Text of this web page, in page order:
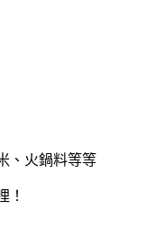
、火鍋料等等
！